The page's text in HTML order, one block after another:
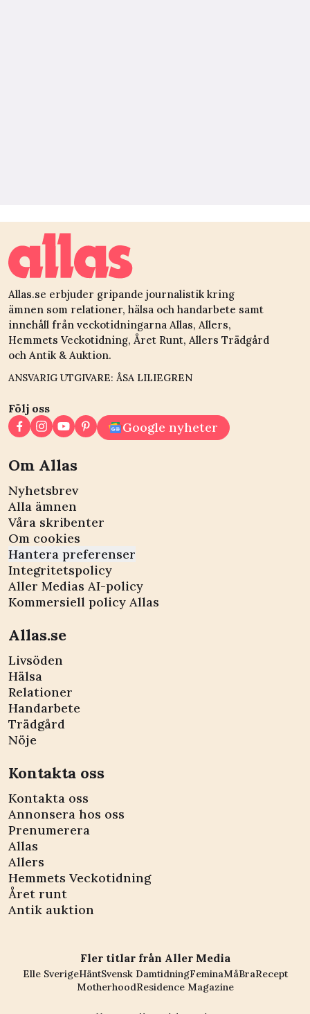
Allas.se erbjuder gripande journalistik kring
ämnen som relationer, hälsa och handarbete samt
innehåll från veckotidningarna Allas, Allers,
Hemmets Veckotidning, Året Runt, Allers Trädgård
och Antik & Auktion.
ANSVARIG UTGIVARE: ÅSA LILIEGREN
Följ oss
Google nyheter
Om Allas
Nyhetsbrev
Alla ämnen
Våra skribenter
Om cookies
Hantera preferenser
Integritetspolicy
Aller Medias AI-policy
Kommersiell policy Allas
Allas.se
Livsöden
Hälsa
Relationer
Handarbete
Trädgård
Nöje
Kontakta oss
Kontakta oss
Annonsera hos oss
Prenumerera
Allas
Allers
Hemmets Veckotidning
Året runt
Antik auktion
Fler titlar från Aller Media
Elle SverigeHäntSvensk DamtidningFeminaMåBraRecept
MotherhoodResidence Magazine